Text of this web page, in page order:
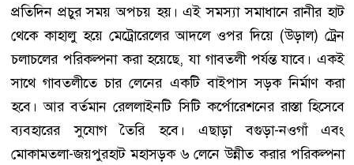
প্রতিদিন প্রচুর সময় অপচয় হয়। এই সমস্যা সমাধানে রানীর হাট
থেকে কাহালু হয়ে মেট্রোরেলের আদলে ওপর দিয়ে (উড়াল) ট্রেন
চলাচলের পরিকল্পনা করা হয়েছে, যা গাবতলী পর্যন্ত যাবে। একই
সাথে গাবতলীতে চার লেনের একটি বাইপাস সড়ক নির্মাণ করা
হবে। আর বর্তমান রেললাইনটি সিটি কর্পোরেশনের রাস্তা হিসেবে
ব্যবহারের সুযোগ তৈরি হবে। এছাড়া বগুড়া-নওগাঁ এবং
মোকামতলা-জয়পুরহাট মহাসড়ক ৬ লেনে উন্নীত করার পরিকল্পনা